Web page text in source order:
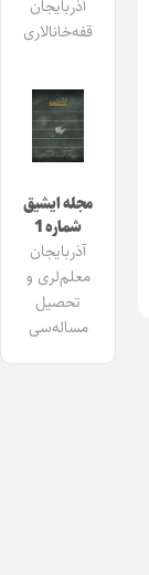
آذربایجان
قفه‌خانالاری
مجله ایشیق
شماره 1
آذربایجان
معلم‌لری و
تحصیل
مساله‌سی